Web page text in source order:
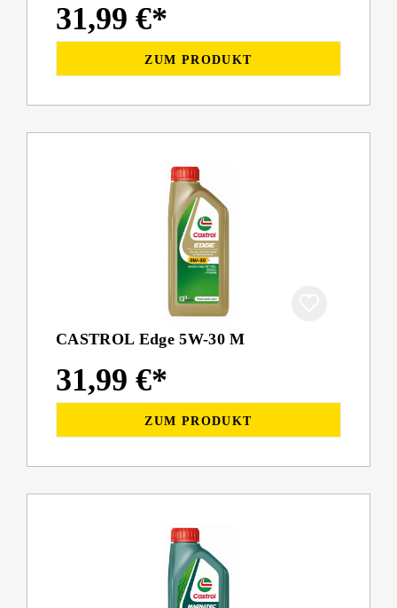
31,99 €*
ZUM PRODUKT
CASTROL Edge 5W-30 M
31,99 €*
ZUM PRODUKT